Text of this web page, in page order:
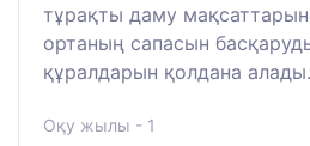
тұрақты даму
ортаның сапасын
құралдарын қолдана алады.
Оқу жылы - 1